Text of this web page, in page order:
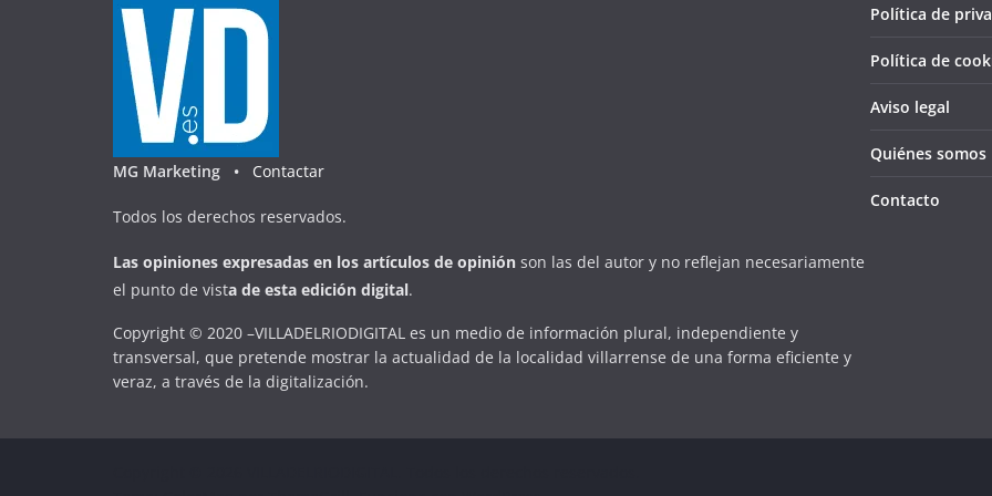
MG Marketing • Contactar
Todos los derechos reservados.
Las opiniones expresadas en los artículos de opinión son las del autor y no reflejan necesariamente
el punto de vista de esta edición digital.
Copyright © 2020 –VILLADELRIODIGITAL es un medio de información plural, independiente y
transversal, que pretende mostrar la actualidad de la localidad villarrense de una forma eficiente y
veraz, a través de la digitalización.
Política de
Política de
Aviso legal
Quiénes somos
Contacto